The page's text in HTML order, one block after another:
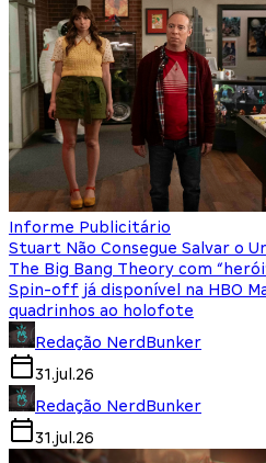
Informe Publicitário
Stuart Não Consegue Salvar o
The Big Bang Theory com
Spin-off já disponível na HBO
quadrinhos ao holofote
Redação NerdBunker
31.jul.26
Redação NerdBunker
31.jul.26